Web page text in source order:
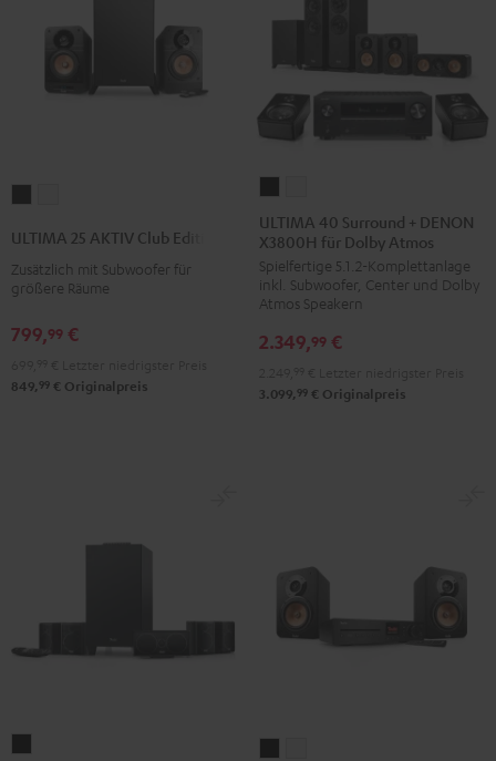
AKTIV
Club
Night
AKTIV
Club
Pure
ULTIMA 25 AKTIV Club Edition
Zusätzlich mit Subwoofer für
größere Räume
799,99 €
849, 99 € Originalpreis
40
Surround
+
DENON
für
Atmos
40
Surround
+
DENON
für
Atmos
ULTIMA 40 Surround + DENON
X3800H für Dolby Atmos
Spielfertige 5.1.2-Komplettanlage
inkl. Subwoofer, Center und Dolby
Atmos Speakern
2.349,99 €
3.099, 99 € Originalpreis